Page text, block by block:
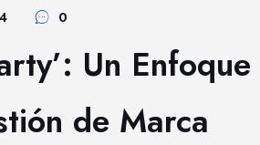
0
Un Enfoque
de Marca